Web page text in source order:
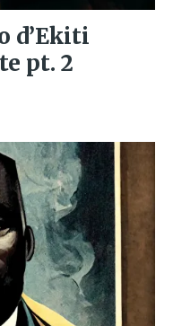
d’Ekiti
pt. 2